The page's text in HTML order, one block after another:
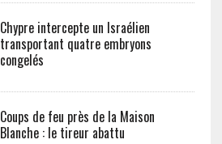
Chypre intercepte un Israélien
transportant quatre embryons
congelés
Coups de feu près de la Maison
Blanche : le tireur abattu